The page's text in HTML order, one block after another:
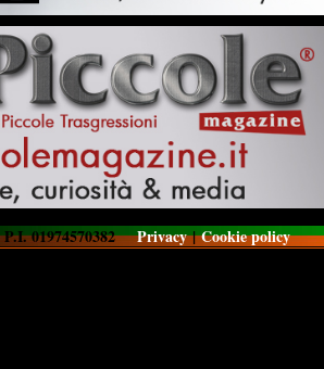
P.I. 01974570382Privacy|Cookie policy